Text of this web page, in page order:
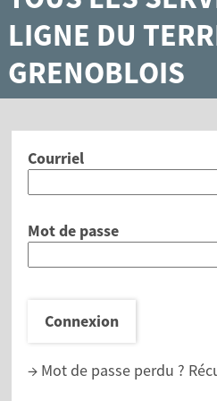
LIGNE DU
GRENOBLOIS
Courriel
Mot de passe
Connexion
→ Mot de passe perdu ?